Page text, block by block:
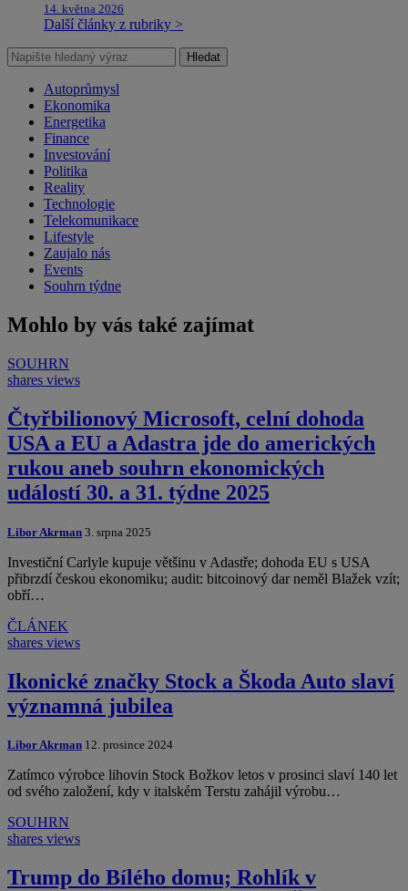
14. května 2026
Další články z rubriky >
Hledat
Autoprůmysl
Ekonomika
Energetika
Finance
Investování
Politika
Reality
Technologie
Telekomunikace
Lifestyle
Zaujalo nás
Events
Souhrn týdne
Mohlo by vás také zajímat
SOUHRN
shares views
Čtyřbilionový Microsoft, celní dohoda
USA a EU a Adastra jde do amerických
rukou aneb souhrn ekonomických
událostí 30. a 31. týdne 2025
Libor Akrman 3. srpna 2025
Investiční Carlyle kupuje většinu v Adastře; dohoda EU s USA
přibrzdí českou ekonomiku; audit: bitcoinový dar neměl Blažek vzít;
obří…
ČLÁNEK
shares views
Ikonické značky Stock a Škoda Auto slaví
významná jubilea
Libor Akrman 12. prosince 2024
Zatímco výrobce lihovin Stock Božkov letos v prosinci slaví 140 let
od svého založení, kdy v italském Terstu zahájil výrobu…
SOUHRN
shares views
Trump do Bílého domu; Rohlík v